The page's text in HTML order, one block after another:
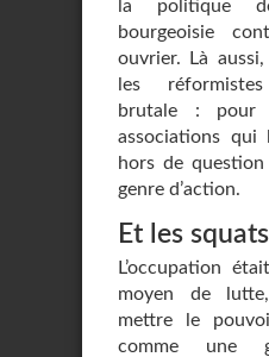
la politique
bourgeoisie
ouvrier. Là aussi,
les
brutale :
associations qui
hors de
genre d’action.
Et les
L’occupation
moyen de
mettre le
comme une